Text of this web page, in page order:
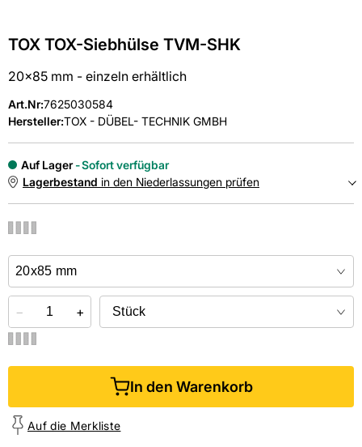
TOX TOX-Siebhülse TVM-SHK
20x85 mm - einzeln erhältlich
Art.Nr:7625030584
Hersteller:TOX - DÜBEL- TECHNIK GMBH
Auf Lager
Sofort verfügbar
Lagerbestand in den Niederlassungen prüfen
Online kaufen &
− +
In den Warenkorb
Auf die Merkliste